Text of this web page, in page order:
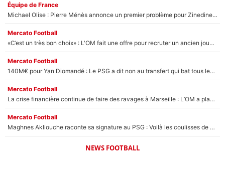
Équipe de France
Michael Olise : Pierre Ménès annonce un premier problème pour Zinedine Zidane en équipe de France
Mercato Football
«C’est un très bon choix» : L'OM fait une offre pour recruter un ancien joueur du PSG... et c'est validé dans l'After Foot !
Mercato Football
140M€ pour Yan Diomandé : Le PSG a dit non au transfert qui bat tous les records sur le mercato
Mercato Football
La crise financière continue de faire des ravages à Marseille : L’OM a placé 12 joueurs sur le marché des transferts… et ça pourrait lui rapporter près de 100M€ !
Mercato Football
Maghnes Akliouche raconte sa signature au PSG : Voilà les coulisses de son transfert de rêve à 50M€
NEWS FOOTBALL